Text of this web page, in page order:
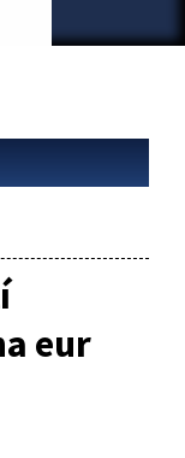
eur